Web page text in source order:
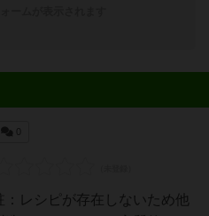
：レシピが存在しないため他